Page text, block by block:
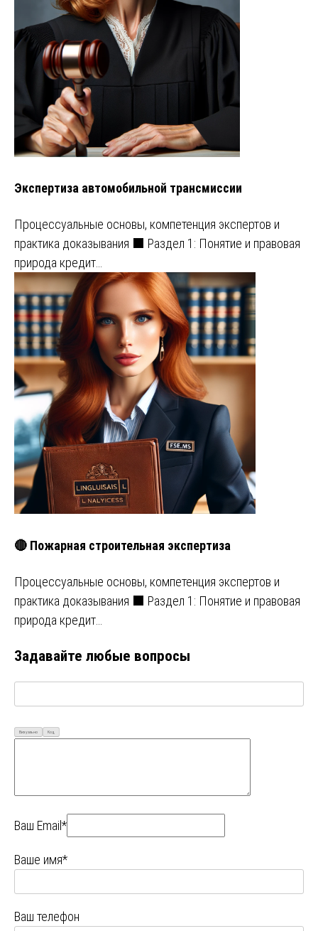
Экспертиза автомобильной трансмиссии
Процессуальные основы, компетенция экспертов и
практика доказывания ⬛ Раздел 1: Понятие и правовая
природа кредит…
🔴 Пожарная строительная экспертиза
Процессуальные основы, компетенция экспертов и
практика доказывания ⬛ Раздел 1: Понятие и правовая
природа кредит…
Задавайте любые вопросы
Визуально Код
Ваш Email*
Ваше имя*
Ваш телефон